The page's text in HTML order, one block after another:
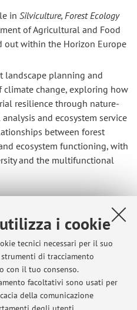
i cookie
tecnici necessari per il suo
di tracciamento
con il tuo consenso.
facoltativi sono usati per
della comunicazione
in Silviculture, Forest Ecology
of Agricultural and Food
out within the Horizon Europe
landscape planning and
change, exploring how
resilience through nature-
and ecosystem service
between forest
ecosystem functioning, with
and the multifunctional
Agro-Alimentari